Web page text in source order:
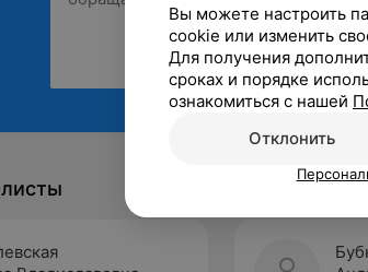
Вы можете настроить
cookie или изменить
Для получения
сроках и порядке
ознакомиться с нашей
Отклонить